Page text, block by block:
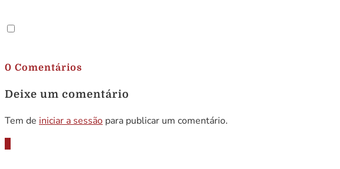
0 Comentários
Deixe um comentário
Tem de iniciar a sessão para publicar um comentário.